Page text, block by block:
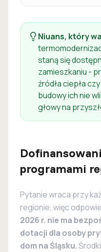
Niuans, który
staną się
zamieszkaniu -
źródła ciepła
budowy ich nie
głowy na
programami
Pytanie wraca przy
regionie, więc
2026 r. nie ma
dotacji dla osoby
dom na Śląsku.